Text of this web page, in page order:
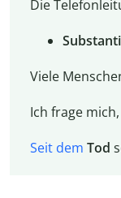
Die
Viele
Ich frage
Seit dem Tod